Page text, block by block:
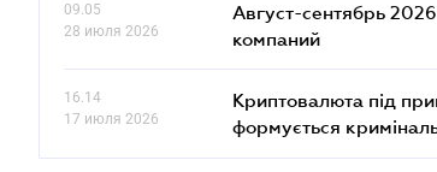
09.05
28 июля 2026
Август-сентябрь
компаний
16.14
17 июля 2026
Криптовалюта під
формується